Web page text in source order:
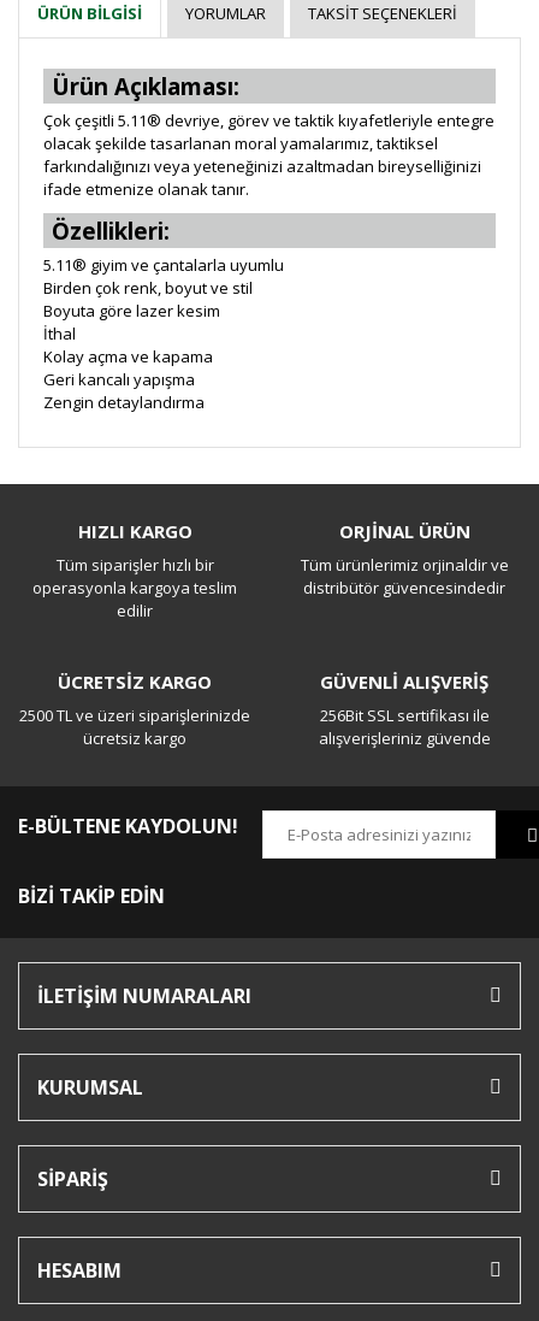
ÜRÜN BILGISI YORUMLAR TAKSIT SEÇENEKLERI
Ürün Açıklaması:
Çok çeşitli 5.11® devriye, görev ve taktik kıyafetleriyle entegre
olacak şekilde tasarlanan moral yamalarımız, taktiksel
farkındalığınızı veya yeteneğinizi azaltmadan bireyselliğinizi
ifade etmenize olanak tanır.
Özellikleri:
5.11® giyim ve çantalarla uyumlu
Birden çok renk, boyut ve stil
Boyuta göre lazer kesim
İthal
Kolay açma ve kapama
Geri kancalı yapışma
Zengin detaylandırma
Yorum Yaz
HIZLI KARGO
Tüm siparişler hızlı bir
operasyonla kargoya teslim
edilir
ORJİNAL ÜRÜN
Tüm ürünlerimiz orjinaldir ve
distribütör güvencesindedir
ÜCRETSİZ KARGO
2500 TL ve üzeri siparişlerinizde
ücretsiz kargo
GÜVENLİ ALIŞVERİŞ
256Bit SSL sertifikası ile
alışverişleriniz güvende
E-BÜLTENE KAYDOLUN!
BİZİ TAKİP EDİN
İLETİŞİM NUMARALARI
KURUMSAL
SİPARİŞ
HESABIM